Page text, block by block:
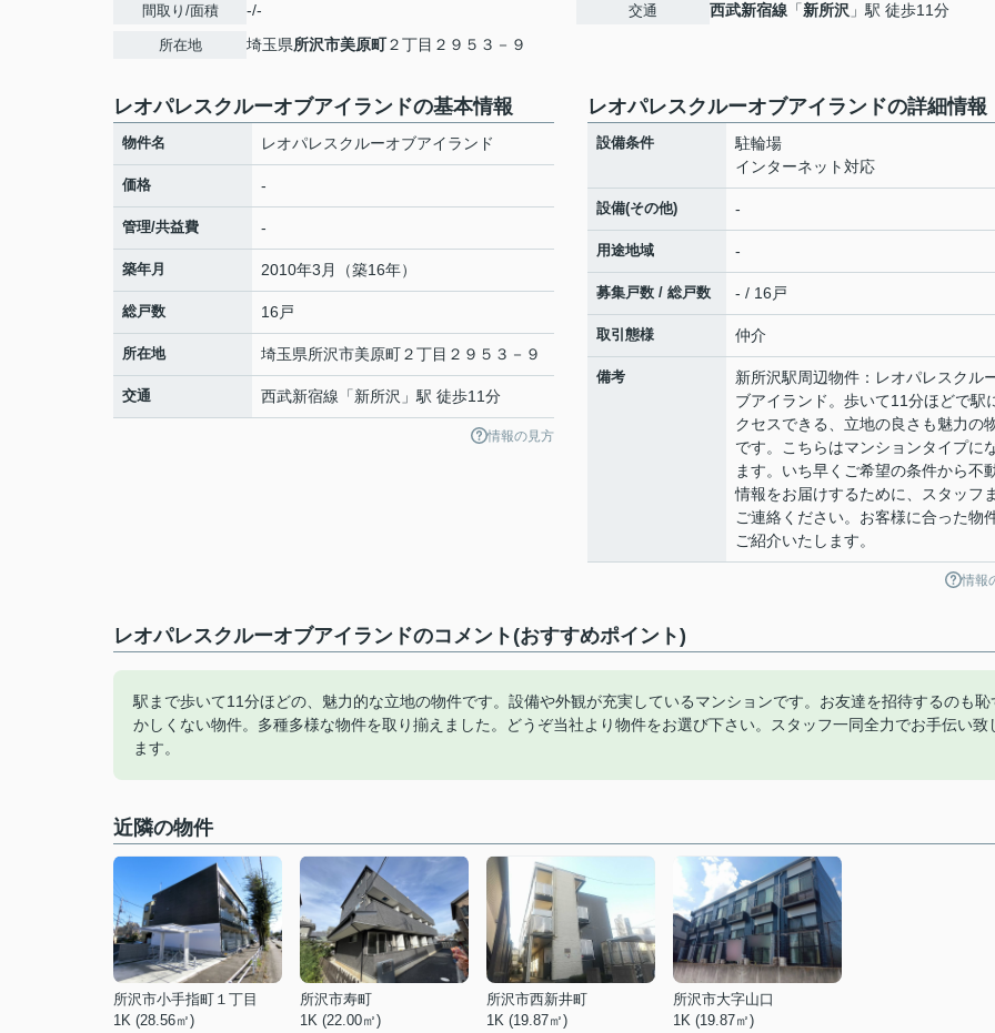
間取り/面積 -/-
所在地 埼玉県所沢市美原町２丁目２９５３－９
交通 西武新宿線 「新所沢 」駅 徒歩11分
レオパレスクルーオブアイランドの基本情報
物件名 レオパレスクルーオブアイランド
価格 -
管理/共益費 -
築年月 2010年3月（築16年）
総戸数 16戸
所在地 埼玉県所沢市美原町２丁目２９５３－９
交通 西武新宿線 「新所沢 」駅 徒歩11分
情報の見方
レオパレスクルーオブアイランドの詳細情報
設備条件
駐輪場
インターネット対応
設備(その他) -
用途地域 -
募集戸数 / 総戸数 - / 16戸
取引態様 仲介
備考
新所沢駅周辺物件：レオパレスクル
ブアイランド。歩いて11分ほどで駅
クセスできる、立地の良さも魅力の
です。こちらはマンションタイプに
ます。いち早くご希望の条件から不
情報をお届けするために、スタッフ
ご連絡ください。お客様に合った物
ご紹介いたします。
情報
レオパレスクルーオブアイランドのコメント(おすすめポイント)
駅まで歩いて11分ほどの、魅力的な立地の物件です。設備や外観が充実しているマンションです。お友達を招待するのも恥
かしくない物件。多種多様な物件を取り揃えました。どうぞ当社より物件をお選び下さい。スタッフ一同全力でお手伝い致
ます。
近隣の物件
所沢市小手指町１丁目
1K (28.56㎡)
所沢市寿町
1K (22.00㎡)
所沢市西新井町
1K (19.87㎡)
所沢市大字山口
1K (19.87㎡)